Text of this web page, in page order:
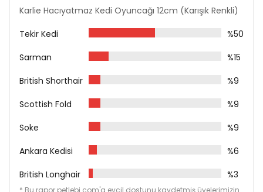
Karlie Hacıyatmaz Kedi Oyuncağı 12cm (Karışık Renkli)
Tekir Kedi
%50
Sarman
%15
British Shorthair
%9
Scottish Fold
%9
Soke
%9
Ankara Kedisi
%6
British Longhair
%3
* Bu rapor petlebi.com'a evcil dostunu kaydetmiş üyelerimizin